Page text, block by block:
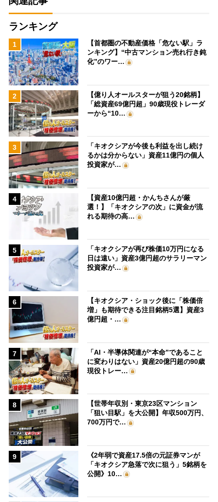
ランキング
1
【首都圏の不動産価格「危ない駅」ラ
ンキング】“中古マンション売れ行き鈍
化”のワー…
2
【億り人オールスターが狙う20銘柄】
「総資産69億円超」90歳現役トレーダ
ーから“10…
3
「キオクシアが今後も利益を出し続け
るかは分からない」資産11億円の個人
投資家が…
4
【資産10億円超・かんちさんが厳
選！】「キオクシアの次」に資金が流
れる期待の高…
5
「キオクシアが再び株価10万円になる
日は遠い」資産3億円超のサラリーマン
投資家が…
6
【キオクシア・ショック後に「株価倍
増」も期待できる注目銘柄5選】資産3
億円超・…
7
「AI・半導体関連が“本命”であること
に変わりはない」資産20億円超の90歳
現役トレー…
8
【世帯年収別・東京23区マンション
「狙い目駅」を大公開】年収500万円、
700万円で…
9
《2年弱で資産17.5倍の元証券マンが
「キオクシア急落で次に狙う」5銘柄を
公開》10…